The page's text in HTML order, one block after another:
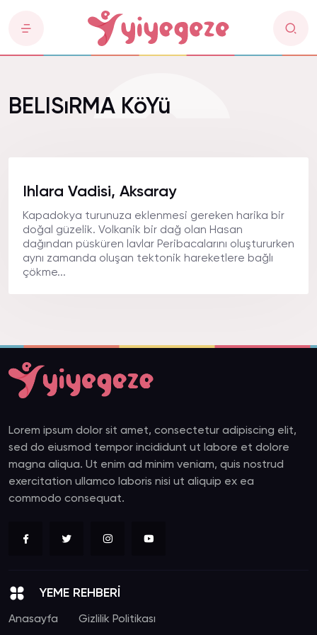
BELISıRMA KöYü
Ihlara Vadisi, Aksaray
Kapadokya turunuza eklenmesi gereken harika bir
doğal güzelik. Volkanik bir dağ olan Hasan
dağından püsküren lavlar Peribacalarını oluştururken
aynı zamanda oluşan tektonik hareketlere bağlı
çökme...
Lorem ipsum dolor sit amet, consectetur adipiscing elit,
sed do eiusmod tempor incididunt ut labore et dolore
magna aliqua. Ut enim ad minim veniam, quis nostrud
exercitation ullamco laboris nisi ut aliquip ex ea
commodo consequat.
YEME REHBERİ
Anasayfa Gizlilik Politikası